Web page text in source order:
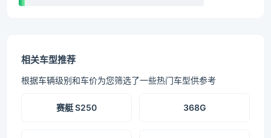
相关车型推荐
根据车辆级别和车价为您筛选了一些热门车型供参考
赛艇 S250 368G